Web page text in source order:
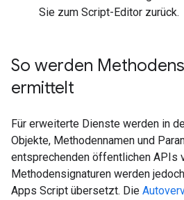
Sie zum Script-Editor zurück.
So werden
ermittelt
Für erweiterte Dienste werden in
Objekte, Methodennamen und
entsprechenden öffentlichen APIs
Methodensignaturen werden
Apps Script übersetzt. Die